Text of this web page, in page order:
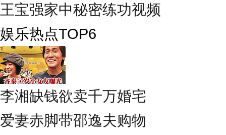
王宝强家中秘密练功视频
娱乐热点TOP6
李湘缺钱欲卖千万婚宅
爱妻赤脚带邵逸夫购物